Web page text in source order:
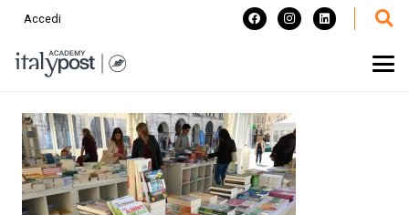
Accedi